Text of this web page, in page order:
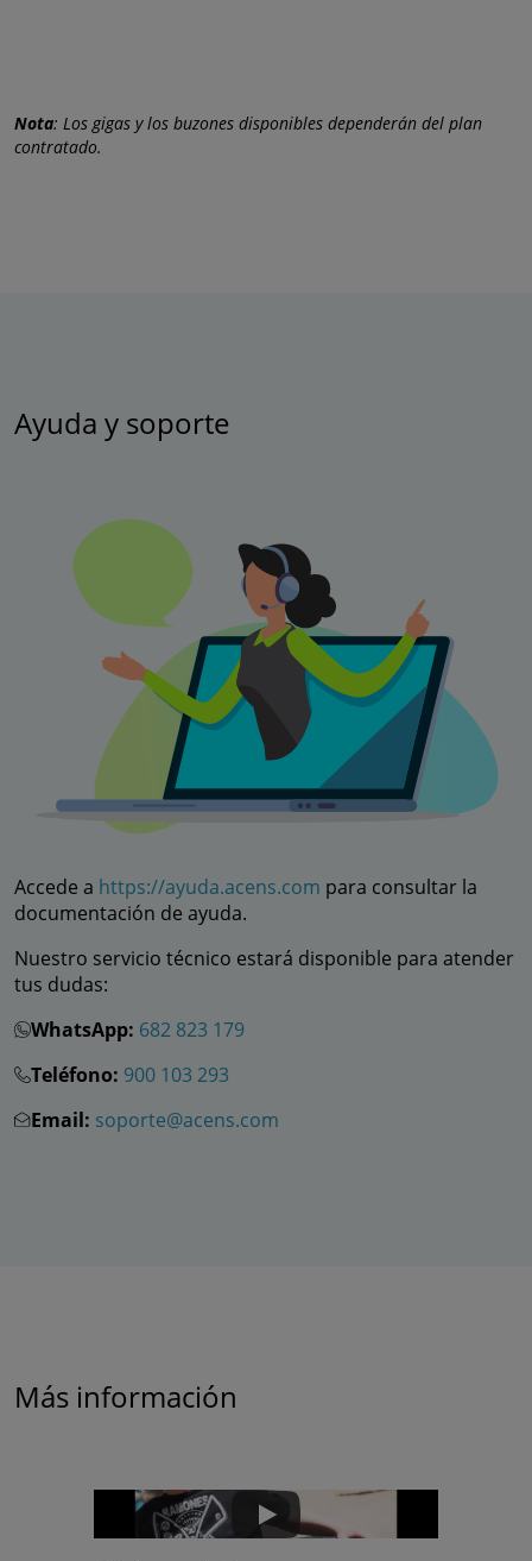
Nota: Los gigas y los buzones disponibles dependerán del plan
contratado.
Ayuda y soporte
Accede a https://ayuda.acens.com para consultar la
documentación de ayuda.
Nuestro servicio técnico estará disponible para atender
tus dudas:
WhatsApp: 682 823 179
Teléfono: 900 103 293
Email: soporte@acens.com
Más información